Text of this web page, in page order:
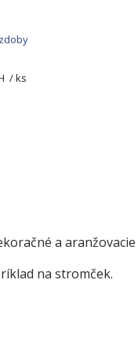
/ ks
a aranžovacie
na stromček.